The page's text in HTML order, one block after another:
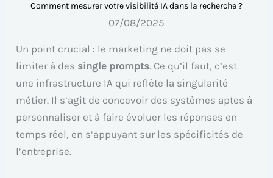
Comment mesurer votre visibilité IA dans la recherche ?
07/08/2025
Un point crucial : le marketing ne doit pas se
limiter à des single prompts. Ce qu’il faut, c’est
une infrastructure IA qui reflète la singularité
métier. Il s’agit de concevoir des systèmes aptes à
personnaliser et à faire évoluer les réponses en
temps réel, en s’appuyant sur les spécificités de
l’entreprise.